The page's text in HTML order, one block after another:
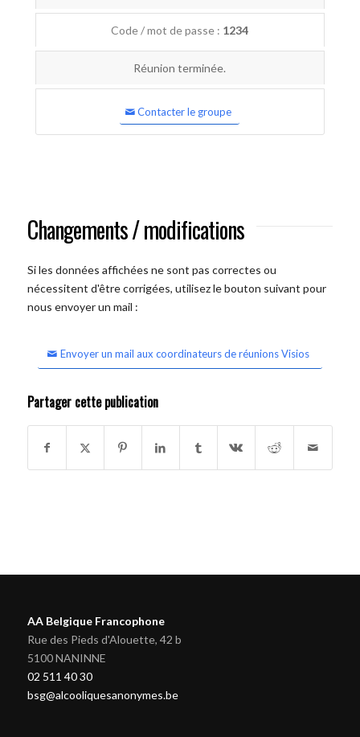
Code / mot de passe : 1234
Réunion terminée.
Contacter le groupe
Changements / modifications
Si les données affichées ne sont pas correctes ou
nécessitent d'être corrigées, utilisez le bouton suivant pour
nous envoyer un mail :
Envoyer un mail aux coordinateurs de réunions Visios
Partager cette publication
AA Belgique Francophone
Rue des Pieds d'Alouette, 42 b
5100 NANINNE
02 511 40 30
bsg@alcooliquesanonymes.be